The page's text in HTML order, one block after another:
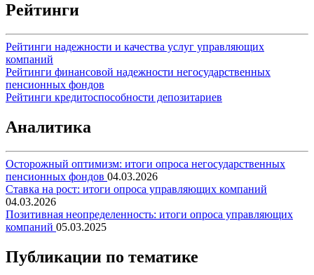
Рейтинги
Рейтинги надежности и качества услуг управляющих
компаний
Рейтинги финансовой надежности негосударственных
пенсионных фондов
Рейтинги кредитоспособности депозитариев
Аналитика
Осторожный оптимизм: итоги опроса негосударственных
пенсионных фондов 04.03.2026
Ставка на рост: итоги опроса управляющих компаний
04.03.2026
Позитивная неопределенность: итоги опроса управляющих
компаний 05.03.2025
Публикации по тематике